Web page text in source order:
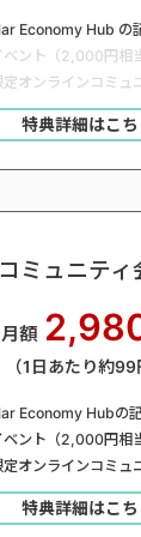
Economy Hub の
ベント（2,000円相
定オンラインコミュ
特典詳細はこち
コミュニティ
月額
（1日あたり約99
Economy Hubの
ベント（2,000円相
オンラインコミュ
特典詳細はこち